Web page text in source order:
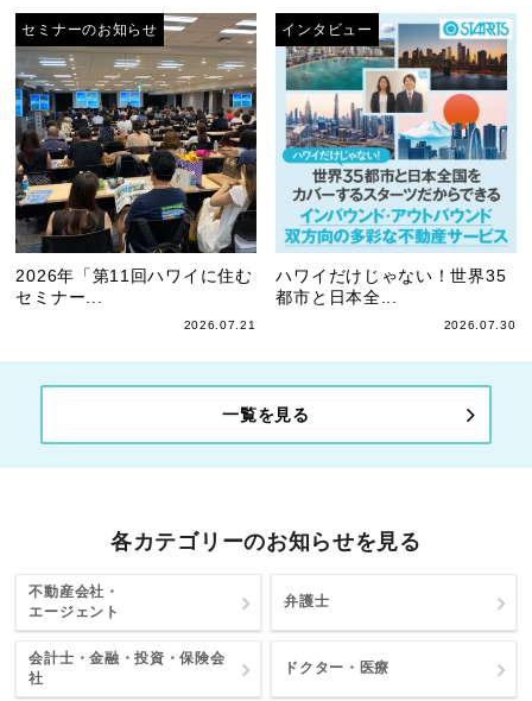
セミナーのお知らせ
2026年「第11回ハワイに住む
セミナー...
2026.07.21
インタビュー
ハワイだけじゃない！世界35
都市と日本全...
2026.07.30
一覧を見る
各カテゴリーのお知らせを見る
不動産会社・
エージェント
弁護士
会計士・金融・投資・保険会
社
ドクター・医療